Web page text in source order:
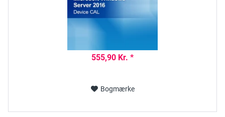
555,90 Kr. *
Bogmærke